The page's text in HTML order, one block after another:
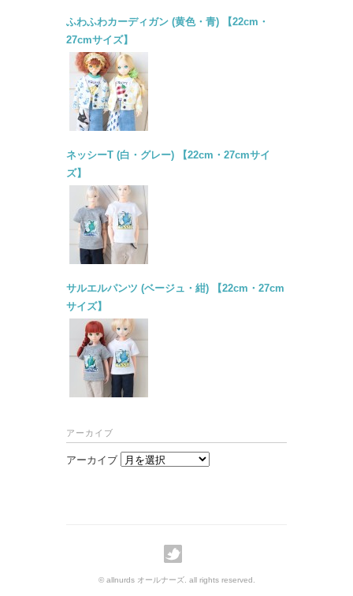
ふわふわカーディガン (黄色・青) 【22cm・
27cmサイズ】
ネッシーT (白・グレー) 【22cm・27cmサイ
ズ】
サルエルパンツ (ベージュ・紺) 【22cm・27cm
サイズ】
アーカイブ
アーカイブ
© allnurds オールナーズ. all rights reserved.